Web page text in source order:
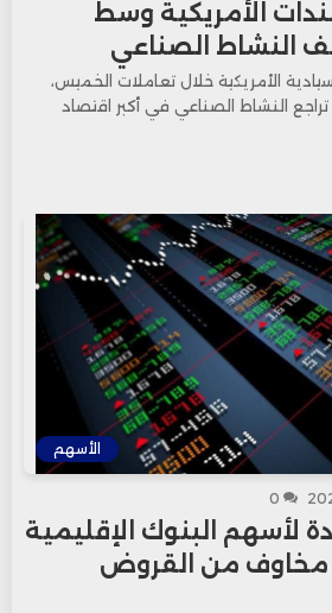
الأمريكية وسط
الصناعي
الأمريكية خلال تعاملات الخميس،
النشاط الصناعي في أكبر اقتصاد
الأسهم
0
لأسهم البنوك الإقليمية
مخاوف من القروض